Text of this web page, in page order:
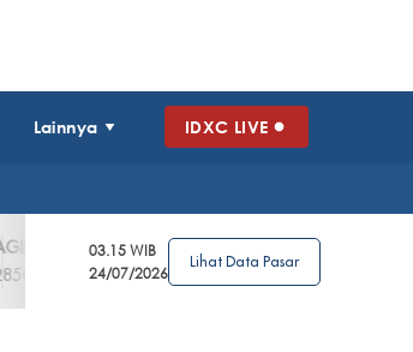
Lainnya IDXC LIVE
3.39%
AGRO
4
2.63%
AGRS
62
0%
03.15 WIB
24/07/2026
Lihat Data Pasar